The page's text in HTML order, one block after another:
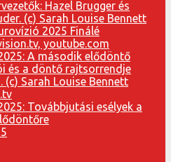
2025 Finálé
A második elődöntő
és a döntő rajtsorrendje
Továbbjutási esélyek a